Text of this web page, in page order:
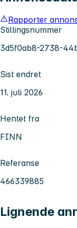
Rapporter
Stillingsnummer
3d5f0ab8-2738-
Sist endret
11. juli 2026
Hentet fra
FINN
Referanse
466339885
Lignende